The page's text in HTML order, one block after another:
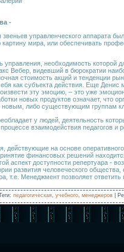
-
управленческого аппарата
мира, или обеспечивать
необходимость которой
Вебер, видевший в бюрократии
стоимость акций и тенденции
как субъекта действия. Еще
эту эмоцию, – это уже
новых продуктов означает, что
новым, либо существующим группам
у людей, деятельность
взаимодействия педагогов
действующие на основе
финансовых решений
аспект доступности репертуара -
развития человеческого
т.е. Менеджмент позволяет
: педагогическая учебного менеджеров